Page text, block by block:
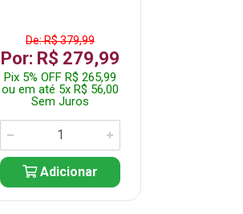
De: R$ 379,99
Por: R$ 279,99
Pix 5% OFF R$ 265,99
ou em até 5x R$ 56,00
Sem Juros
Adicionar